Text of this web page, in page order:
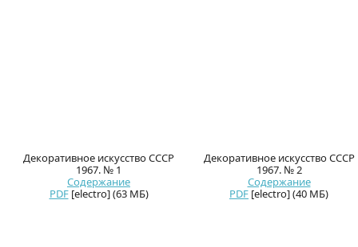
Декоративное искусство СССР
1967. № 1
Содержание
PDF[electro] (63 МБ)
Декоративное искусство СССР
1967. № 2
Содержание
PDF [electro] (40 МБ)